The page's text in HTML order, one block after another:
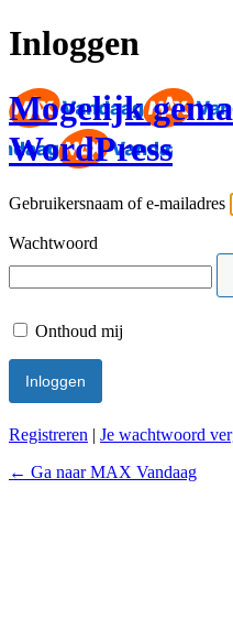
Inloggen
Mogelijk
WordPress
Gebruikersnaam of e-mailadres
Wachtwoord
Onthoud mij
Registreren | Je wachtwoord
← Ga naar MAX Vandaag